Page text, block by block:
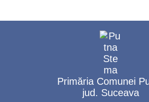
Primăria Comunei
jud. Suceava